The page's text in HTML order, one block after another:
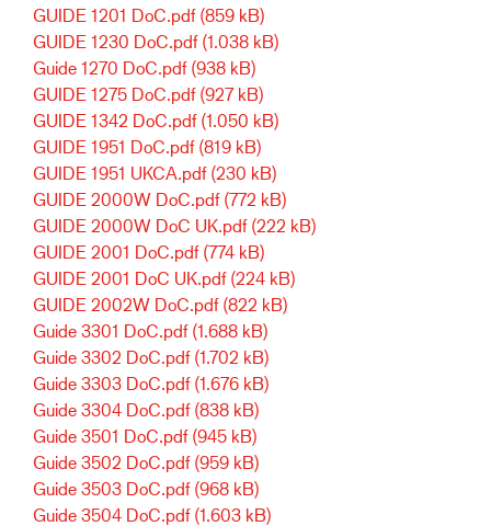
GUIDE 1201 DoC.pdf (859 kB)
GUIDE 1230 DoC.pdf (1.038 kB)
Guide 1270 DoC.pdf (938 kB)
GUIDE 1275 DoC.pdf (927 kB)
GUIDE 1342 DoC.pdf (1.050 kB)
GUIDE 1951 DoC.pdf (819 kB)
GUIDE 1951 UKCA.pdf (230 kB)
GUIDE 2000W DoC.pdf (772 kB)
GUIDE 2000W DoC UK.pdf (222 kB)
GUIDE 2001 DoC.pdf (774 kB)
GUIDE 2001 DoC UK.pdf (224 kB)
GUIDE 2002W DoC.pdf (822 kB)
Guide 3301 DoC.pdf (1.688 kB)
Guide 3302 DoC.pdf (1.702 kB)
Guide 3303 DoC.pdf (1.676 kB)
Guide 3304 DoC.pdf (838 kB)
Guide 3501 DoC.pdf (945 kB)
Guide 3502 DoC.pdf (959 kB)
Guide 3503 DoC.pdf (968 kB)
Guide 3504 DoC.pdf (1.603 kB)